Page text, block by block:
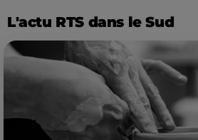
L'actu RTS dans le Sud